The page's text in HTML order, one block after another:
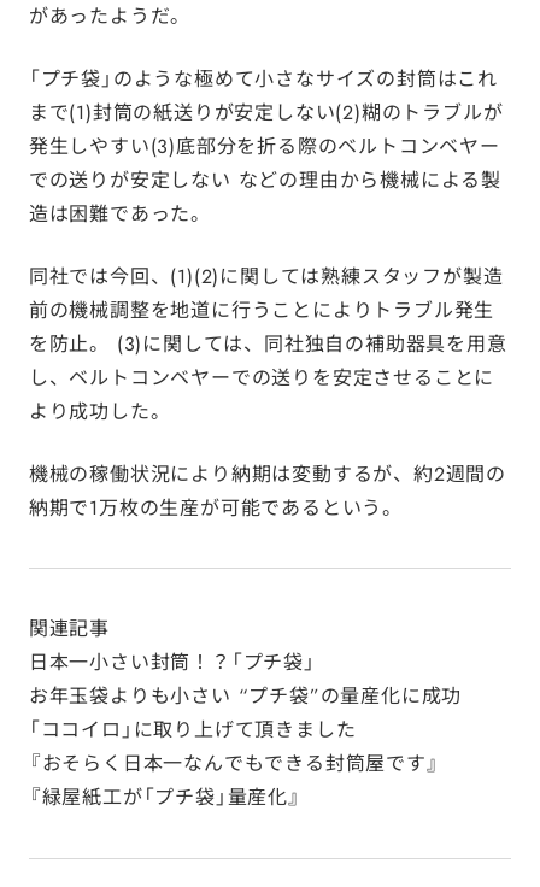
があったようだ。
「プチ袋」のような極めて小さなサイズの封筒はこれ
まで(1)封筒の紙送りが安定しない(2)糊のトラブルが
発生しやすい(3)底部分を折る際のベルトコンベヤー
での送りが安定しない などの理由から機械による製
造は困難であった。
同社では今回、(1)(2)に関しては熟練スタッフが製造
前の機械調整を地道に行うことによりトラブル発生
を防止。 (3)に関しては、同社独自の補助器具を用意
し、ベルトコンベヤーでの送りを安定させることに
より成功した。
機械の稼働状況により納期は変動するが、約2週間の
納期で1万枚の生産が可能であるという。
関連記事
日本一小さい封筒！？「プチ袋」
お年玉袋よりも小さい “プチ袋”の量産化に成功
「ココイロ」に取り上げて頂きました
『おそらく日本一なんでもできる封筒屋です』
『緑屋紙工が「プチ袋」量産化』